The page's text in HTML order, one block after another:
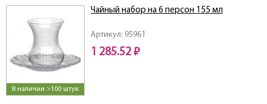
В наличии >100 штук
Артикул: 95961
Чайный набор на 6 персон 155 мл
1 285.52 ₽